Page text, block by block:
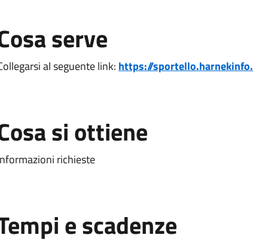
serve
al seguente link: https://
si ottiene
richieste
e scadenze